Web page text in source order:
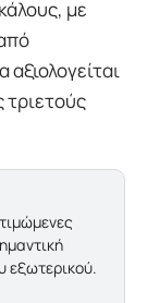
με
τριετούς
εξωτερικού.